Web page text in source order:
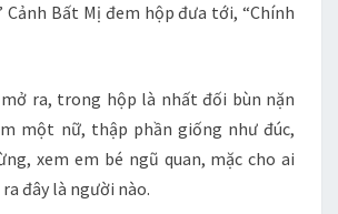
Cảnh Bất Mị đem hộp đưa tới, “Chính
ra, trong hộp là nhất đối bùn nặn
một nữ, thập phần giống như đúc,
xem em bé ngũ quan, mặc cho ai
đây là người nào.